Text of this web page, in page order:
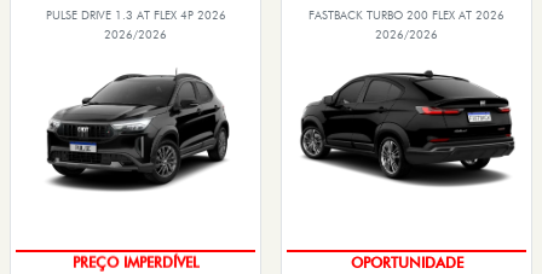
PULSE DRIVE 1.3 AT FLEX 4P 2026
2026/2026
PREÇO IMPERDÍVEL
FASTBACK TURBO 200 FLEX AT 2026
2026/2026
OPORTUNIDADE